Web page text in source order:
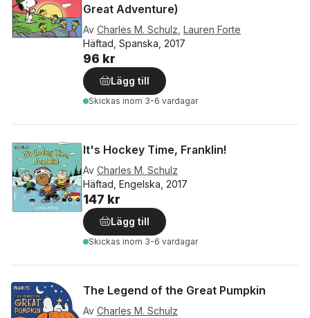
Great Adventure)
Av Charles M. Schulz Lauren Forte
Häftad, Spanska, 2017
96 kr
Lägg till
Skickas inom 3-6 vardagar
It's Hockey Time, Franklin!
Av Charles M. Schulz
Häftad, Engelska, 2017
147 kr
Lägg till
Skickas inom 3-6 vardagar
The Legend of the Great Pumpkin
Av Charles M. Schulz